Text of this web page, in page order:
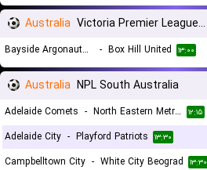
Australia Victoria Premier League 2
Bayside Argonauts FC - Box Hill United ۱۳:۰۰
Australia NPL South Australia
Adelaide Comets - North Eastern Metro Stars ۱۲:۱۵
Adelaide City - Playford Patriots ۱۳:۳۰
Campbelltown City - White City Beograd ۱۳:۳۰